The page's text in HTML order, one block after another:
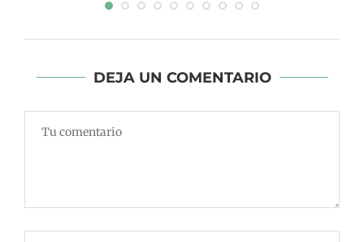
DEJA UN COMENTARIO